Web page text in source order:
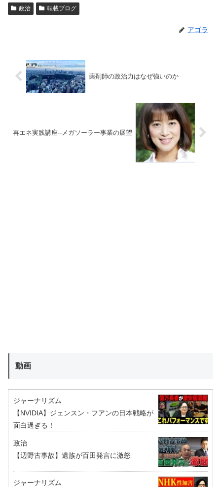
政治 転載ブログ
アゴラ
薬剤師の政治力はなぜ強いのか
再エネ実践講座--メガソーラー事業の展望
動画
ジャーナリズム
【NVIDIA】ジェンスン・フアンの日本戦略が
面白過ぎる！
政治
【辺野古事故】遺族が百田発言に激怒
ジャーナリズム